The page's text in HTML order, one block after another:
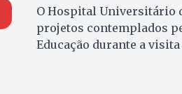
O Hospital Universitário
projetos contemplados
Educação durante a